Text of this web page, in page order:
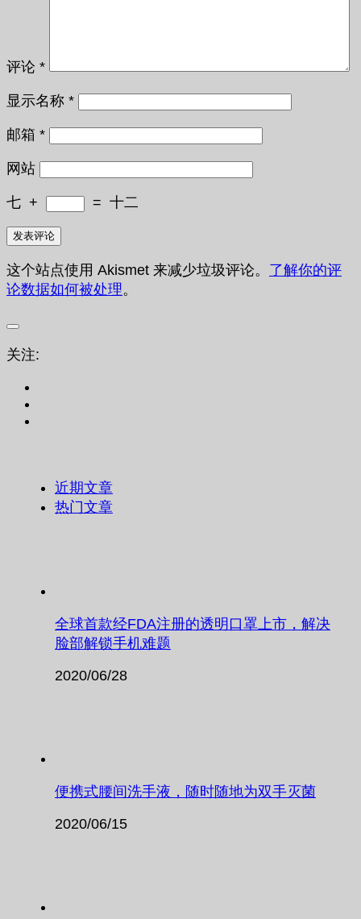
评论 *
显示名称 *
邮箱 *
网站
七 + = 十二
这个站点使用 Akismet 来减少垃圾评论。 了解你的评
论数据如何被处理。
关注:
近期文章
热门文章
全球首款经FDA注册的透明口罩上市，解决
脸部解锁手机难题
2020/06/28
便携式腰间洗手液，随时随地为双手灭菌
2020/06/15